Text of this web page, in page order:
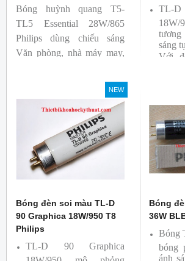
Bóng huỳnh quang T5-
TL5 Essential 28W/865
Philips dùng chiếu sáng
Văn phòng, nhà máy may,
TL-
sáng
Với
Sản
bởi
Ba lan
NEW
Bóng đèn soi màu TL-D
90 Graphica 18W/950 T8
Philips
TL-D 90 Graphica
18W/950 mô phỏng
Bóng
36W
Bóng
bóng
ánh